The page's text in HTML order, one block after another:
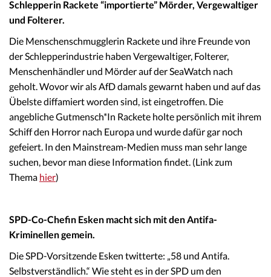
Schlepperin Rackete “importierte” Mörder, Vergewaltiger
und Folterer.
Die Menschenschmugglerin Rackete und ihre Freunde von
der Schlepperindustrie haben Vergewaltiger, Folterer,
Menschenhändler und Mörder auf der SeaWatch nach
geholt. Wovor wir als AfD damals gewarnt haben und auf das
Übelste diffamiert worden sind, ist eingetroffen. Die
angebliche Gutmensch*In Rackete holte persönlich mit ihrem
Schiff den Horror nach Europa und wurde dafür gar noch
gefeiert. In den Mainstream-Medien muss man sehr lange
suchen, bevor man diese Information findet. (Link zum
Thema hier)
SPD-Co-Chefin Esken macht sich mit den Antifa-
Kriminellen gemein.
Die SPD-Vorsitzende Esken twitterte: „58 und Antifa.
Selbstverständlich.“ Wie steht es in der SPD um den